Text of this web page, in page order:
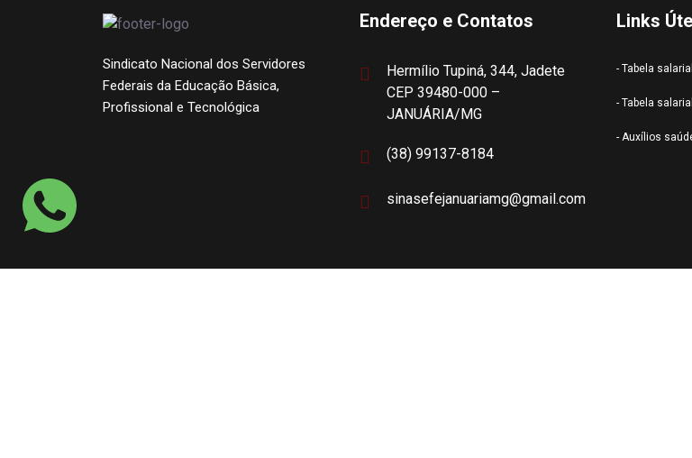
Sindicato Nacional dos Servidores
Federais da Educação Básica,
Profissional e Tecnológica
Endereço e Contatos
Hermílio Tupiná, 344, Jadete
CEP 39480-000 –
JANUÁRIA/MG
(38) 99137-8184
sinasefejanuariamg@gmail.com
Links
- Tabela
- Tabela
- Auxílios